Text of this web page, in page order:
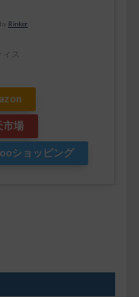
Rinker
ィス
市場
ショッピング